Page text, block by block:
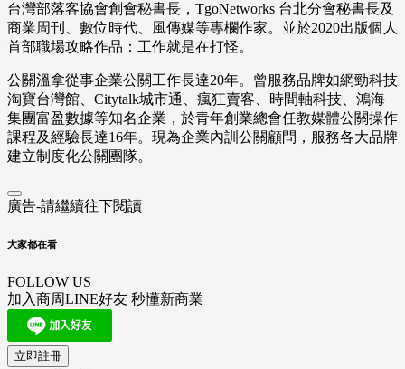
台灣部落客協會創會秘書長，TgoNetworks 台北分會秘書長及
商業周刊、數位時代、風傳媒等專欄作家。並於2020出版個人
首部職場攻略作品：工作就是在打怪。
公關溫拿從事企業公關工作長達20年。曾服務品牌如網勁科技
淘寶台灣館、Citytalk城市通、瘋狂賣客、時間軸科技、鴻海
集團富盈數據等知名企業，於青年創業總會任教媒體公關操作
課程及經驗長達16年。現為企業內訓公關顧問，服務各大品牌
建立制度化公關團隊。
廣告-請繼續往下閱讀
大家都在看
FOLLOW US
加入商周LINE好友 秒懂新商業
立即註冊